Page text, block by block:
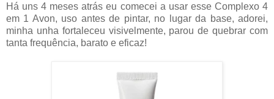
Há uns 4 meses atrás eu comecei a usar esse Complexo 4
em 1 Avon, uso antes de pintar, no lugar da base, adorei,
minha unha fortaleceu visivelmente, parou de quebrar com
tanta frequência, barato e eficaz!